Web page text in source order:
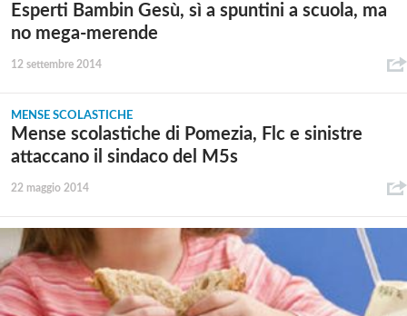
Esperti Bambin Gesù, sì a spuntini a scuola, ma
no mega-merende
12 settembre 2014
MENSE SCOLASTICHE
Mense scolastiche di Pomezia, Flc e sinistre
attaccano il sindaco del M5s
22 maggio 2014